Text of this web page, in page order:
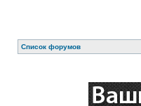
Список форумов